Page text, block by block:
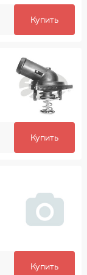
Купить
Купить
Купить